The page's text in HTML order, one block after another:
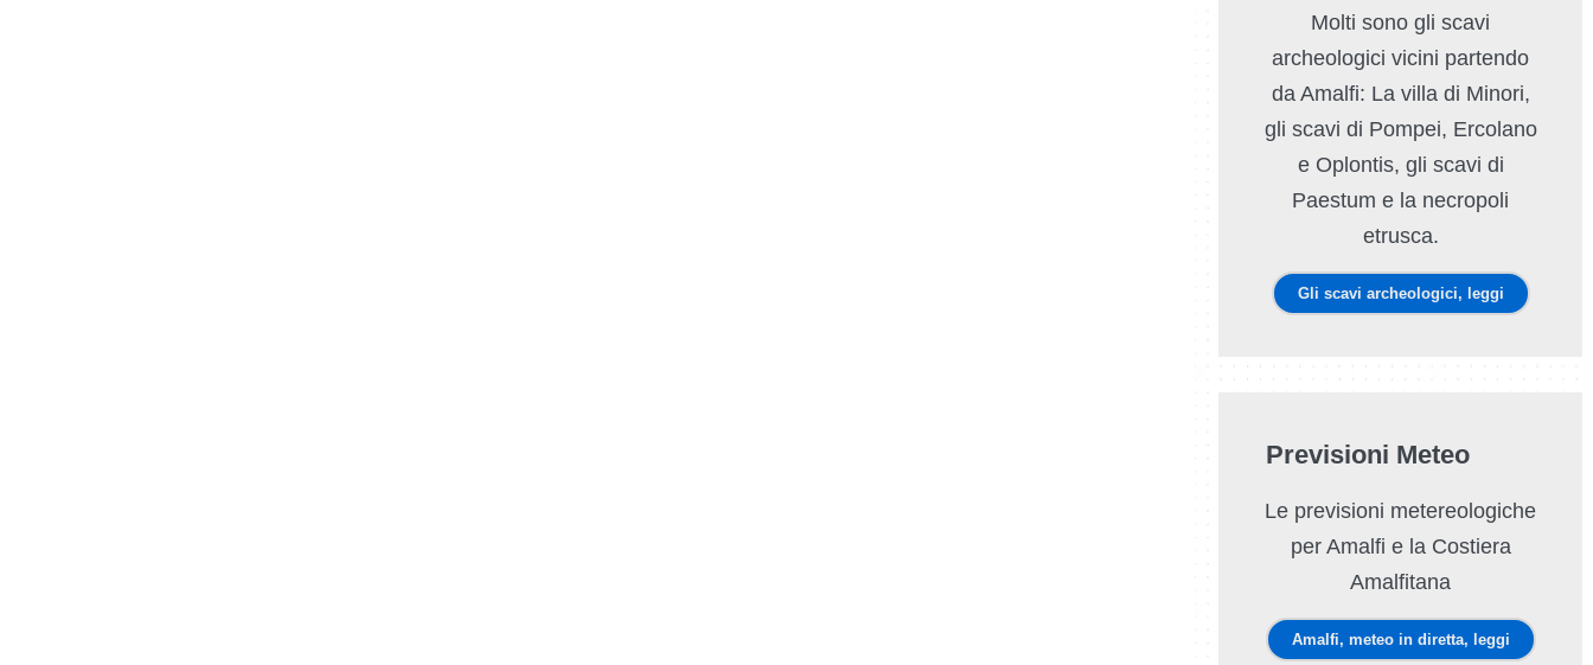
Molti sono gli scavi
archeologici vicini partendo
da Amalfi: La villa di Minori,
gli scavi di Pompei, Ercolano
e Oplontis, gli scavi di
Paestum e la necropoli
etrusca.
Gli scavi archeologici, leggi
Previsioni Meteo
Le previsioni metereologiche
per Amalfi e la Costiera
Amalfitana
Amalfi, meteo in diretta, leggi